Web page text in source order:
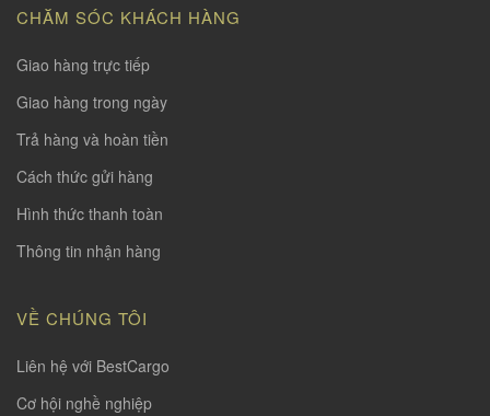
CHĂM SÓC KHÁCH HÀNG
Giao hàng trực tiếp
Giao hàng trong ngày
Trả hàng và hoàn tiền
Cách thức gửi hàng
Hình thức thanh toàn
Thông tin nhận hàng
VỀ CHÚNG TÔI
Liên hệ với BestCargo
Cơ hội nghề nghiệp